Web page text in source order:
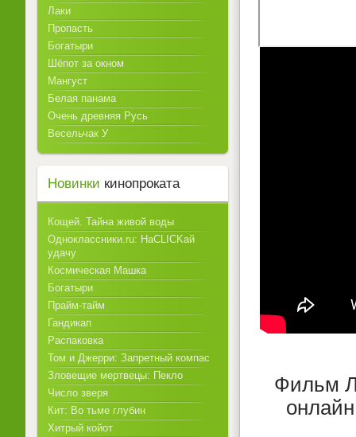
Фильм
Лаки
Пропасть
Богатыри
Шёпот за окном
Мангуст
Белая панама
Очень древняя Русь
Весельчак У
Новинки кинопроката
Кощей. Тайна живой воды
Одноклассники.ru: НаCLICKай
удачу
Космическая Машка
Богатыри
Прайм-тайм
Гандикап
Распаковка
Том и Джерри: Запретный компас
Зловещие мертвецы: Пекло
Число зверя
Кит: Во тьме глубин
Хитрый койот